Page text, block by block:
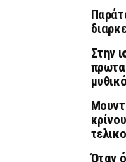
Στην
Όταν